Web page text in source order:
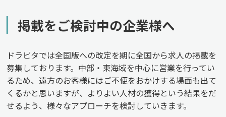
掲載をご検討中の企業様へ
ドラピタでは全国版への改定を期に全国から求人の掲載を
募集しております。中部・東海域を中心に営業を行ってい
るため、遠方のお客様にはご不便をおかけする場面も出て
くるかと思いますが、よりよい人材の獲得という結果をだ
せるよう、様々なアプローチを検討していきます。